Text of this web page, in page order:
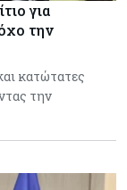
για
την
κατώτατες
την